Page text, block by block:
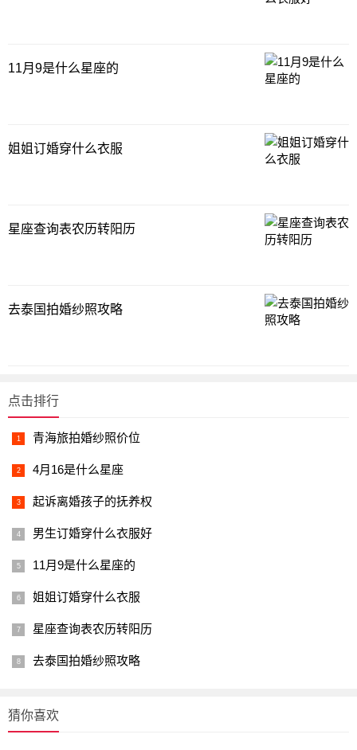
11月9是什么星座的
姐姐订婚穿什么衣服
星座查询表农历转阳历
去泰国拍婚纱照攻略
点击排行
青海旅拍婚纱照价位
4月16是什么星座
起诉离婚孩子的抚养权
男生订婚穿什么衣服好
11月9是什么星座的
姐姐订婚穿什么衣服
星座查询表农历转阳历
去泰国拍婚纱照攻略
猜你喜欢